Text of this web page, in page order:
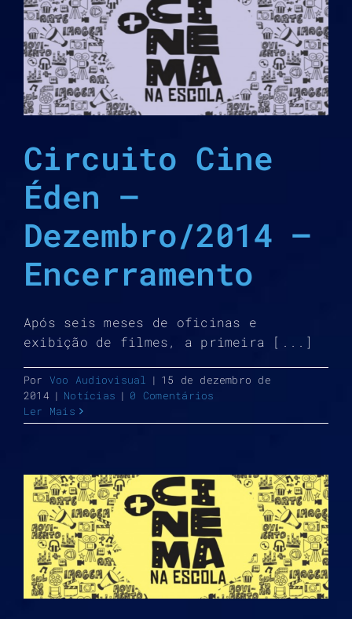
Circuito Cine
Éden –
Dezembro/2014 –
Encerramento
Após seis meses de oficinas e
exibição de filmes, a primeira [...]
Por Voo Audiovisual | 15 de dezembro de
2014 | Notícias | 0 Comentários
Ler Mais